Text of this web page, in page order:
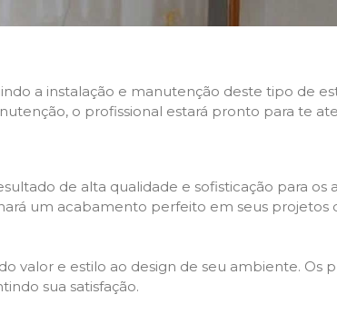
a instalação e manutenção deste tipo de
o profissional estará pronto para te
de alta qualidade e sofisticação para os
um acabamento perfeito em seus projetos
valor e estilo ao design de seu ambiente. Os
sua satisfação.